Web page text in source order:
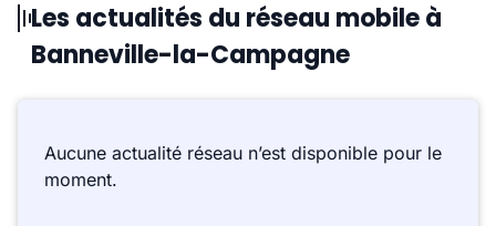
Les actualités du réseau mobile à
Banneville-la-Campagne
Aucune actualité réseau n’est disponible pour le
moment.